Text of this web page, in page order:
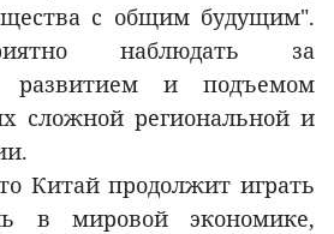
с общим будущим".
наблюдать за
развитием и подъемом
сложной региональной и
Китай продолжит играть
в мировой экономике,